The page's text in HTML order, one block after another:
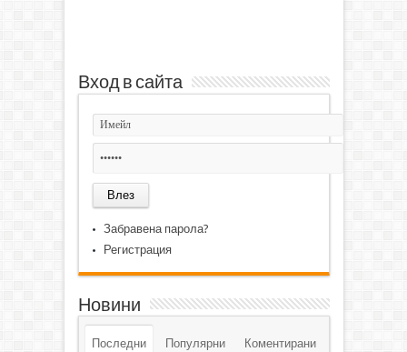
Вход в сайта
Забравена парола?
Регистрация
Новини
Последни Популярни Коментирани